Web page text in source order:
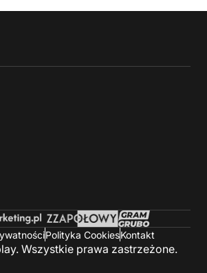
Polityka CookiesKontakt
Wszystkie prawa zastrzeżone.